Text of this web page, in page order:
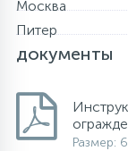
Москва
Питер
документы
Размер: